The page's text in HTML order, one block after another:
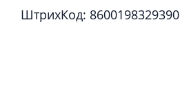
ШтрихКод: 8600198329390